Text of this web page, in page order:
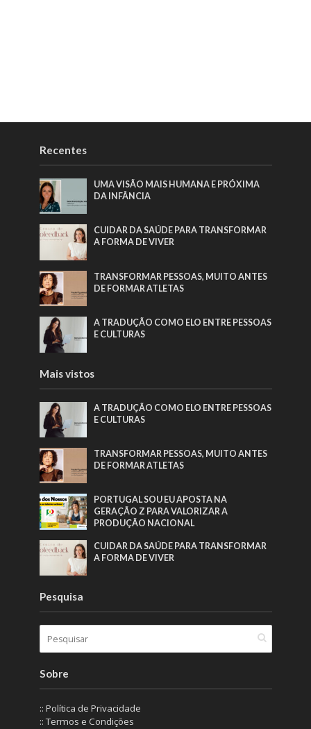
Recentes
UMA VISÃO MAIS HUMANA E PRÓXIMA
DA INFÂNCIA
CUIDAR DA SAÚDE PARA TRANSFORMAR
A FORMA DE VIVER
TRANSFORMAR PESSOAS, MUITO ANTES
DE FORMAR ATLETAS
A TRADUÇÃO COMO ELO ENTRE PESSOAS
E CULTURAS
Mais vistos
A TRADUÇÃO COMO ELO ENTRE PESSOAS
E CULTURAS
TRANSFORMAR PESSOAS, MUITO ANTES
DE FORMAR ATLETAS
PORTUGAL SOU EU APOSTA NA
GERAÇÃO Z PARA VALORIZAR A
PRODUÇÃO NACIONAL
CUIDAR DA SAÚDE PARA TRANSFORMAR
A FORMA DE VIVER
Pesquisa
Sobre
:: Política de Privacidade
:: Termos e Condições